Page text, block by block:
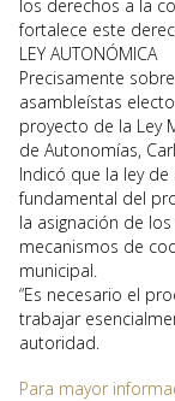
los derechos a la
fortalece este
LEY AUTONÓMICA
Precisamente
asambleístas
proyecto de la Ley
de Autonomías,
Indicó que la ley
fundamental del
la asignación de
mecanismos de
municipal.
“Es necesario el
trabajar
autoridad.
Para mayor